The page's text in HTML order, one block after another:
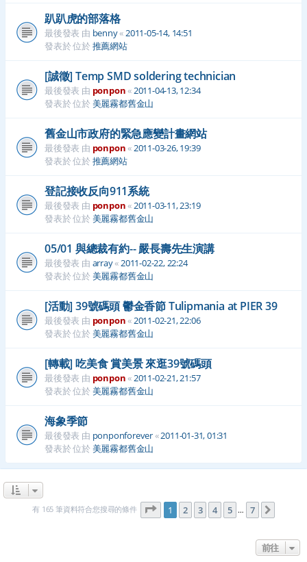
趴趴虎的部落格
最後發表 由 benny« 2011-05-14, 14:51
發表於 位於 推薦網站
[誠徵] Temp SMD soldering technician
最後發表 由 ponpon« 2011-04-13, 12:34
發表於 位於 美麗霧都舊金山
舊金山市政府的緊急應變計畫網站
最後發表 由 ponpon« 2011-03-26, 19:39
發表於 位於 推薦網站
登記接收反向911系統
最後發表 由 ponpon« 2011-03-11, 23:19
發表於 位於 美麗霧都舊金山
05/01 與總裁有約-- 嚴長壽先生演講
最後發表 由 array« 2011-02-22, 22:24
發表於 位於 美麗霧都舊金山
[活動] 39號碼頭 鬱金香節 Tulipmania at PIER 39
最後發表 由 ponpon« 2011-02-21, 22:06
發表於 位於 美麗霧都舊金山
[轉載] 吃美食 賞美景 來逛39號碼頭
最後發表 由 ponpon« 2011-02-21, 21:57
發表於 位於 美麗霧都舊金山
海象季節
最後發表 由 ponponforever«2011-01-31, 01:31
發表於 位於 美麗霧都舊金山
有 165 筆資料符合您搜尋的條件 1 頁 (共 7 頁)
1 2 3 4 5 … 7
前往